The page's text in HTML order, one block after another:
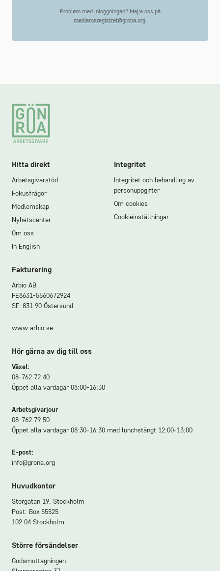
Problem med inloggningen? Mejla oss på
medlemsregistret@grona.org.
Footer
Hitta direkt
Arbetsgivarstöd
Fokusfrågor
Medlemskap
Nyhetscenter
Om oss
In English
Integritet
Integritet och behandling av
personuppgifter
Om cookies
Cookieinställningar
Fakturering
Arbio AB
FE8631-5560672924
SE-831 90 Östersund
www.arbio.se
Hör gärna av dig till oss
Växel:
08-762 72 40
Öppet alla vardagar 08:00-16:30
Arbetsgivarjour
08-762 79 50
Öppet alla vardagar 08:30-16:30 med lunchstängt 12:00-13:00
E-post:
info@grona.org
Huvudkontor
Storgatan 19, Stockholm
Post: Box 55525
102 04 Stockholm
Större försändelser
Godsmottagningen